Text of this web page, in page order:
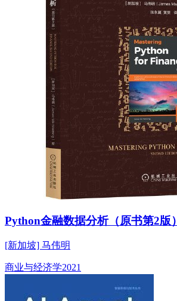
Python金融数据分析（原书第2版）
[新加坡] 马伟明
商业与经济学2021